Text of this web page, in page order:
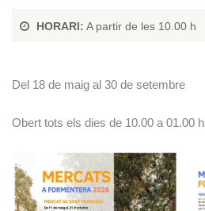
HORARI: A partir de les 10.00 h
Del 18 de maig al 30 de setembre
Obert tots els dies de 10.00 a 01.00 h